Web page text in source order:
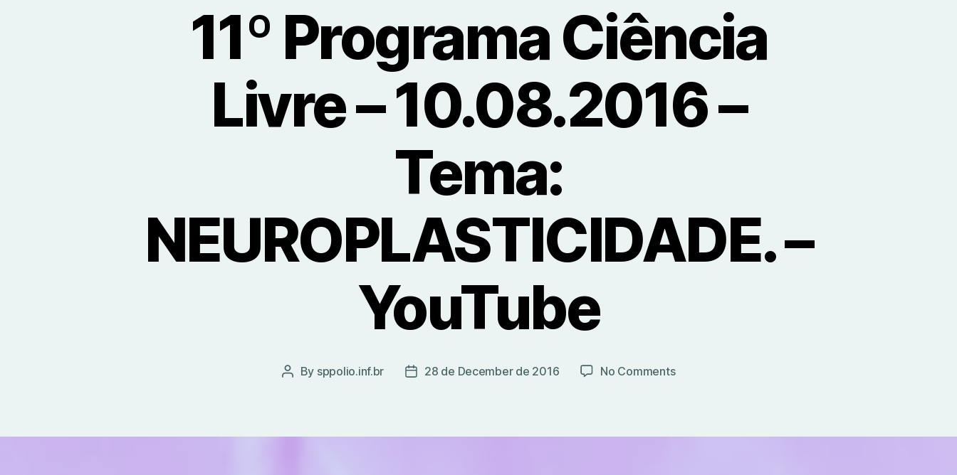
11º Programa Ciência
Livre – 10.08.2016 –
Tema:
NEUROPLASTICIDADE. –
YouTube
Post
By sppolio.inf.br
Post28 de December de 2016 No Commentson
Livre